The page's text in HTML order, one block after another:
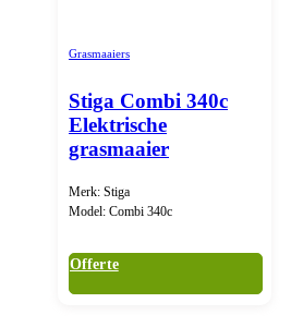
Grasmaaiers
Stiga Combi 340c
Elektrische
grasmaaier
Merk: Stiga
Model: Combi 340c
Offerte